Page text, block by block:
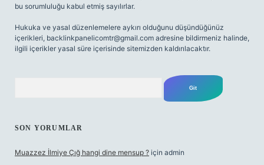
bu sorumluluğu kabul etmiş sayılırlar.
Hukuka ve yasal düzenlemelere aykırı olduğunu düşündüğünüz
içerikleri, backlinkpanelicomtr@gmail.com adresine bildirmeniz halinde,
ilgili içerikler yasal süre içerisinde sitemizden kaldırılacaktır.
SON YORUMLAR
Muazzez İlmiye Çığ hangi dine mensup ? için admin